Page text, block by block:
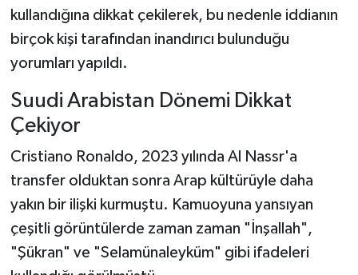
kullandığına dikkat çekilerek, bu nedenle iddianın
birçok kişi tarafından inandırıcı bulunduğu
yorumları yapıldı.
Suudi Arabistan Dönemi Dikkat
Çekiyor
Cristiano Ronaldo, 2023 yılında Al Nassr'a
transfer olduktan sonra Arap kültürüyle daha
yakın bir ilişki kurmuştu. Kamuoyuna yansıyan
çeşitli görüntülerde zaman zaman "İnşallah",
"Şükran" ve "Selamünaleyküm" gibi ifadeleri